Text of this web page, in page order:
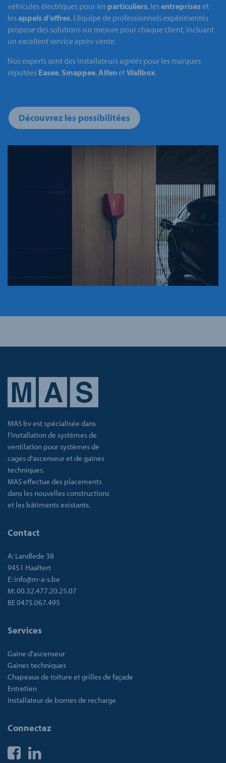
véhicules électriques pour les particuliers, lesentrepriseset
lesappels d’offres. L’équipe de professionnels expérimentés
propose des solutions sur mesure pour chaque client, incluant
un excellent service après-vente.
Nos experts sont des installateurs agréés pour les marques
réputées Easee, Smappee,AlfenetWallbox.
Découvrez les possibilitées
MAS bv est spécialisée dans
l'installation de systèmes de
ventilation pour systèmes de
cages d'ascenseur et de gaines
techniques.
MAS effectue des placements
dans les nouvelles constructions
et les bâtiments existants.
Contact
A: Landlede 38
9451 Haaltert
E: info@m-a-s.be
M:00.32.477.20.25.07
BE 0475.067.495
Services
Gaine d'ascenseur
Gaines techniques
Chapeaux de toiture et grilles de façade
Entretien
Installateur de bornes de recharge
Connectez